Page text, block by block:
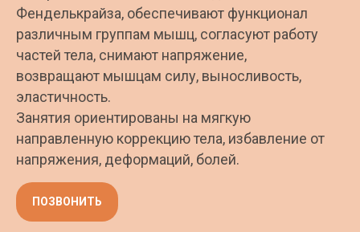
Фенделькрайза, обеспечивают функционал
различным группам мышц, согласуют работу
частей тела, снимают напряжение,
возвращают мышцам силу, выносливость,
эластичность.
Занятия ориентированы на мягкую
направленную коррекцию тела, избавление от
напряжения, деформаций, болей.
ПОЗВОНИТЬ